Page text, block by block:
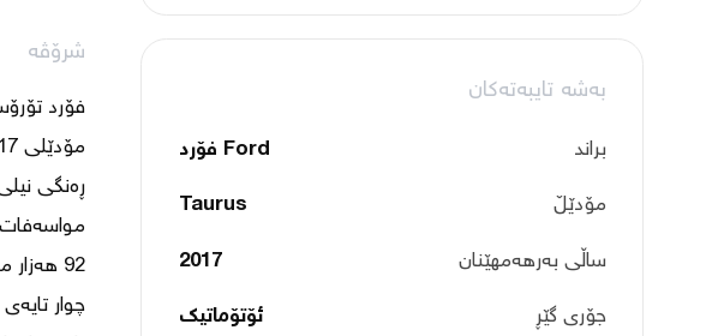
بەشە تایبەتەکان
براند
Ford فۆرد
مۆدێڵ
Taurus
ساڵی بەرهەمهێنان
2017
جۆری گێڕ
ئۆتۆماتیک
شرۆڤە